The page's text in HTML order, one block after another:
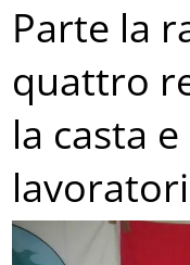
Parte la
quattro
la casta
lavoratori